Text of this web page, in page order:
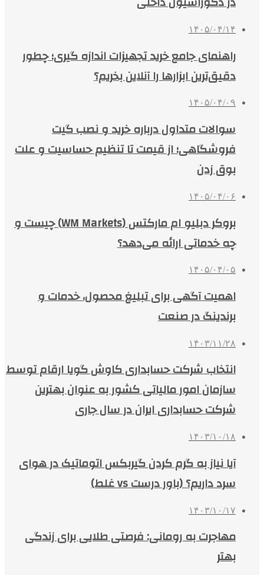
۱۴۰۵/۰۴/۱۴
راهنمای جامع خرید تجهیزات اندازه گیری؛ چطور
دقیق‌ترین ابزارها را آنلاین بخریم؟
۱۴۰۵/۰۴/۰۹
سوالات متداول درباره خرید و نصب گیت
فروشگاهی؛ از قیمت تا تنظیم حساسیت و علت
بوق زدن
۱۴۰۵/۰۴/۰۶
بروکر دبلیو ام مارکتس (WM Markets) چیست و
چه خدماتی ارائه می‌دهد؟
۱۴۰۵/۰۴/۰۵
اهمیت آگهی برای تبلیغ محصول، خدمات و
برندینگ در صنعت
۱۴۰۳/۱۱/۲۸
انتخاب شرکت حسابداری کاوش گویا ارقام توسط
سازمان امور مالیاتی کشور به عنوان بهترین
شرکت حسابداری ایران در سال جاری
۱۴۰۳/۱۰/۱۸
آیا نیاز به گرم کردن گیربکس اتوماتیک در هوای
سرد داریم؟ (باور درست vs غلط)
۱۴۰۳/۱۰/۱۷
مهاجرت به رومانی: فرصتی طلایی برای زندگی
بهتر